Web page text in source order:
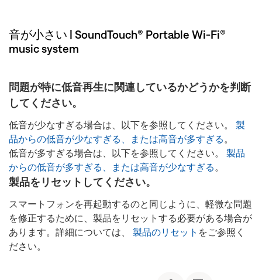
音が小さい | SoundTouch® Portable Wi-Fi®
music system
問題が特に低音再生に関連しているかどうかを判断
してください。
低音が少なすぎる場合は、以下を参照してください。 製
品からの低音が少なすぎる、または高音が多すぎる 。
低音が多すぎる場合は、以下を参照してください。 製品
からの低音が多すぎる、または高音が少なすぎる 。
製品をリセットしてください。
スマートフォンを再起動するのと同じように、軽微な問題
を修正するために、製品をリセットする必要がある場合が
あります。詳細については、 製品のリセット をご参照く
ださい。